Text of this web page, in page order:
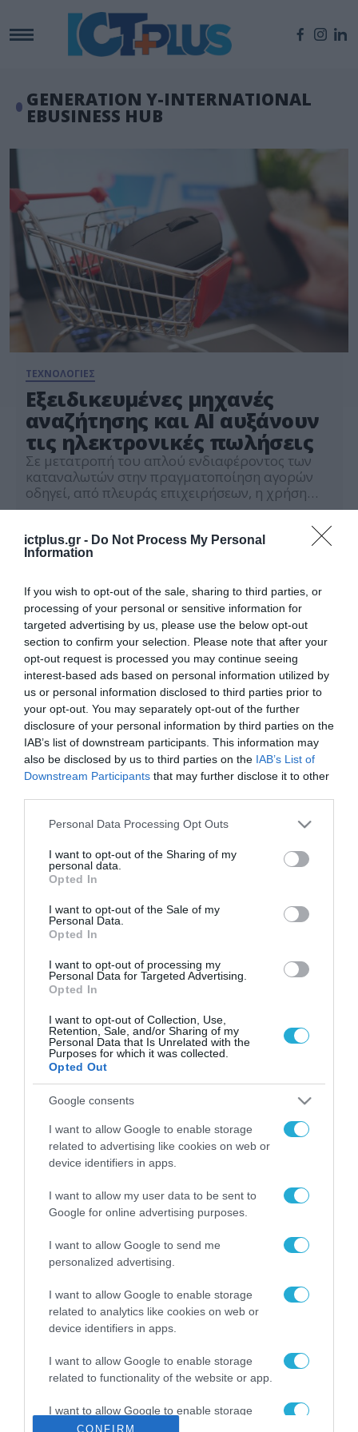
ictplus.gr - Do Not Process My Personal
Information
If you wish to opt-out of the sale, sharing to third parties, or
processing of your personal or sensitive information for
targeted advertising by us, please use the below opt-out
section to confirm your selection. Please note that after your
opt-out request is processed you may continue seeing
interest-based ads based on personal information utilized by
us or personal information disclosed to third parties prior to
your opt-out. You may separately opt-out of the further
disclosure of your personal information by third parties on the
IAB’s list of downstream participants. This information may
also be disclosed by us to third parties on the IAB’s List of
Downstream Participants that may further disclose it to other
Please note that this website/app uses one or more Google
not limited to your visit or usage behaviour. You may click to
grant or deny consent to Google and its third-party tags to
use your data for below specified purposes in below Google
consent section.
Personal Data Processing Opt Outs
I want to opt-out of the Sharing of my
personal data.
Opted In
I want to opt-out of the Sale of my
Personal Data.
Opted In
I want to opt-out of processing my
Personal Data for Targeted Advertising.
Opted In
I want to opt-out of Collection, Use,
Retention, Sale, and/or Sharing of my
Personal Data that Is Unrelated with the
Purposes for which it was collected.
Opted Out
Google consents
I want to allow Google to enable storage
related to advertising like cookies on web or
device identifiers in apps.
I want to allow my user data to be sent to
Google for online advertising purposes.
I want to allow Google to send me
personalized advertising.
I want to allow Google to enable storage
related to analytics like cookies on web or
device identifiers in apps.
I want to allow Google to enable storage
related to functionality of the website or app.
I want to allow Google to enable storage
related to personalization.
CONFIRM
GENERATION Y-INTERNATIONAL
EBUSINESS HUB
ΤΕΧΝΟΛΟΓΙΕΣ
Εξειδικευμένες μηχανές
αναζήτησης και ΑΙ αυξάνουν
τις ηλεκτρονικές πωλήσεις
Σε μετατροπή του απλού ενδιαφέροντος των
καταναλωτών στην πραγματοποίηση αγορών
οδηγεί, από πλευράς επιχειρήσεων, η χρήση
εξειδικευμένης πλατφόρμας μηχανής
αναζήτησης σε συνδυασμό με την εκμετάλλευση
και της τεχνητής νοημοσύνης (ΑΙ). Με τον τρόπο
αυτό οι πωλήσεις των επιχειρήσεων ανάλογα
Ειδικότερα, σε ανακοίνωση της Generation Y-
International eBusiness Hub, […]
ΡΟΗ ΕΙΔΗΣΕΩΝ
Το χρηματοδοτούμενο
από την ΕΕ έργο “The
Gaming Police”
ενισχύει την ασφάλεια
των παιδιών στο
31.07.2026
ΑΑΔΕ: Διευκρινίσεις
για τα πρόστιμα σε
αφορούν τους ΦΗΜ
31.07.2026
Σ. Καλαφάτης: «Η
Τεχνητή Νοημοσύνη
δεν είναι απλώς μια
νέα τεχνολογία, είναι
επανάσταση»
Νέος οδηγός του ΕΚΤ
των ελληνικών
επιχειρήσεων στον